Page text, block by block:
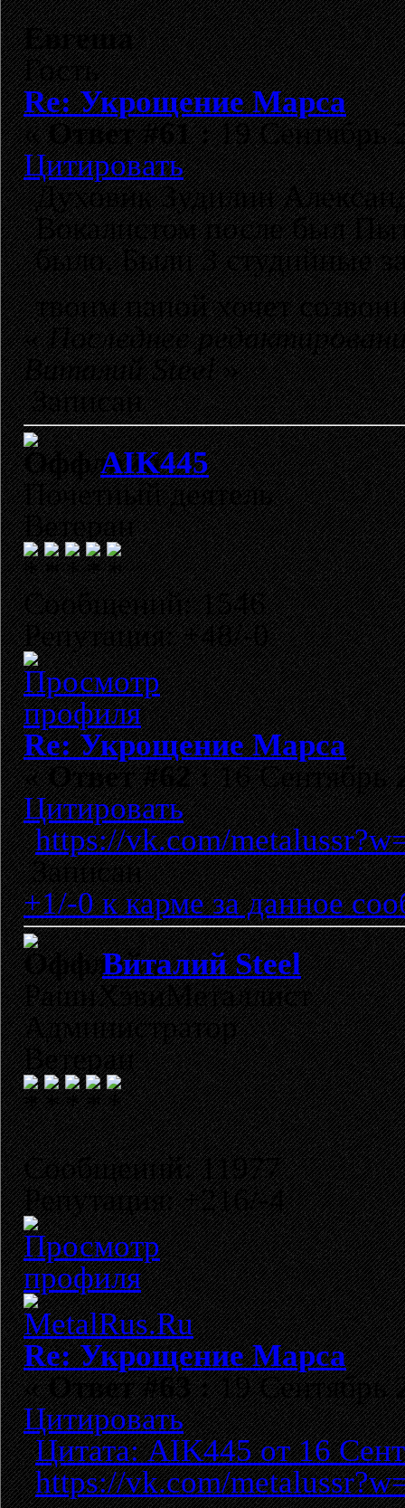
Евгеша
Гость
Re: Укрощение Марса
«Ответ #61 :19 Сентябрь
Цитировать
Духовик Зудилин
Вокалистом после был
было. Были 3 студийные
твоим папой хочет
«Последнее
Виталий Steel»
Записан
AIK445
Почетный деятель
Ветеран
Сообщений: 1546
Репутация: +48/-0
Re: Укрощение Марса
«Ответ #62 :16 Сентябрь
Цитировать
https://vk.com/
Записан
+1/-0 к карме за данное
Виталий Steel
РашнХэвиМеталлист
Администратор
Ветеран
Сообщений: 11977
Репутация: +216/-4
Re: Укрощение Марса
«Ответ #63 :19 Сентябрь
Цитировать
Цитата: AIK445 от 16
https://vk.com/